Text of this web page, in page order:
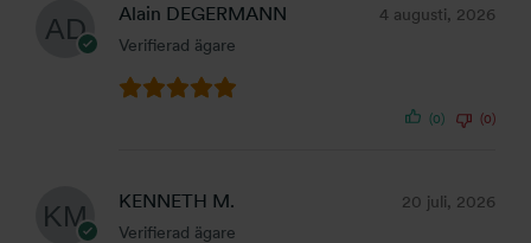
Alain DEGERMANN
Verifierad ägare
4 augusti, 2026
(0) (0)
KENNETH M.
Verifierad ägare
20 juli, 2026